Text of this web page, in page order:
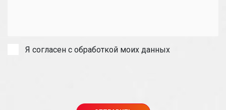
Я согласен с обработкой моих данных